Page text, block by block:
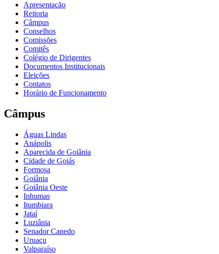
Apresentação
Reitoria
Câmpus
Conselhos
Comissões
Comitês
Colégio de Dirigentes
Documentos Institucionais
Eleições
Contatos
Horário de Funcionamento
Câmpus
Águas Lindas
Anápolis
Aparecida de Goiânia
Cidade de Goiás
Formosa
Goiânia
Goiânia Oeste
Inhumas
Itumbiara
Jataí
Luziânia
Senador Canedo
Uruaçu
Valparaíso